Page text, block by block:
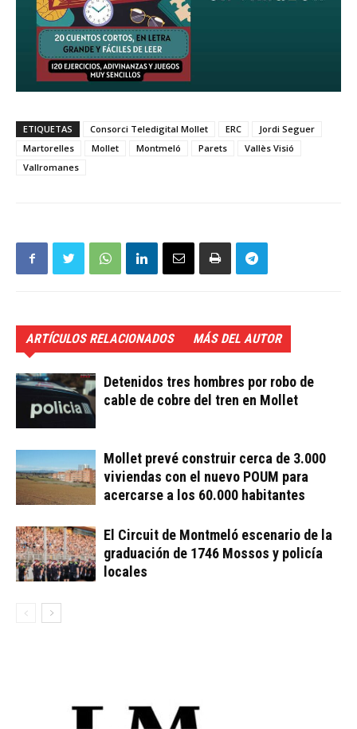
ETIQUETAS Consorci Teledigital Mollet ERC
Jordi Seguer
Martorelles
Mollet Montmeló Parets
Vallès Visió
Vallromanes
ARTÍCULOS RELACIONADOS MÁS DEL AUTOR
Detenidos tres hombres por robo de
cable de cobre del tren en Mollet
Mollet prevé construir cerca de 3.000
viviendas con el nuevo POUM para
acercarse a los 60.000 habitantes
El Circuit de Montmeló escenario de la
graduación de 1746 Mossos y policía
locales